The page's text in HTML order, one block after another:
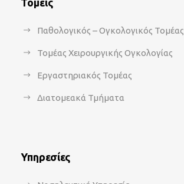
Τομείς
Παθολογικός – Ογκολογικός Τομέας
Τομέας Χειρουργικής Ογκολογίας
Εργαστηριακός Τομέας
Διατομεακά Τμήματα
Υπηρεσίες